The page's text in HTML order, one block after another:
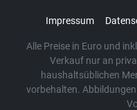
Impressum
Alle Preise in Euro und
Verkauf nur an
haushaltsüblichen
vorbehalten.